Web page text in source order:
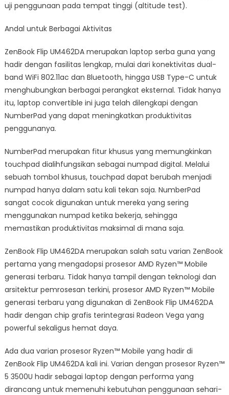
uji penggunaan pada tempat tinggi (altitude test).
Andal untuk Berbagai Aktivitas
ZenBook Flip UM462DA merupakan laptop serba guna yang
hadir dengan fasilitas lengkap, mulai dari konektivitas dual-
band WiFi 802.11ac dan Bluetooth, hingga USB Type-C untuk
menghubungkan berbagai perangkat eksternal. Tidak hanya
itu, laptop convertible ini juga telah dilengkapi dengan
NumberPad yang dapat meningkatkan produktivitas
penggunanya.
NumberPad merupakan fitur khusus yang memungkinkan
touchpad dialihfungsikan sebagai numpad digital. Melalui
sebuah tombol khusus, touchpad dapat berubah menjadi
numpad hanya dalam satu kali tekan saja. NumberPad
sangat cocok digunakan untuk mereka yang sering
menggunakan numpad ketika bekerja, sehingga
memastikan produktivitas maksimal di mana saja.
ZenBook Flip UM462DA merupakan salah satu varian ZenBook
pertama yang mengadopsi prosesor AMD Ryzen™ Mobile
generasi terbaru. Tidak hanya tampil dengan teknologi dan
arsitektur pemrosesan terkini, prosesor AMD Ryzen™ Mobile
generasi terbaru yang digunakan di ZenBook Flip UM462DA
hadir dengan chip grafis terintegrasi Radeon Vega yang
powerful sekaligus hemat daya.
Ada dua varian prosesor Ryzen™ Mobile yang hadir di
ZenBook Flip UM462DA kali ini. Varian dengan prosesor Ryzen™
5 3500U hadir sebagai laptop dengan performa yang
dirancang untuk memenuhi kebutuhan penggunaan sehari-